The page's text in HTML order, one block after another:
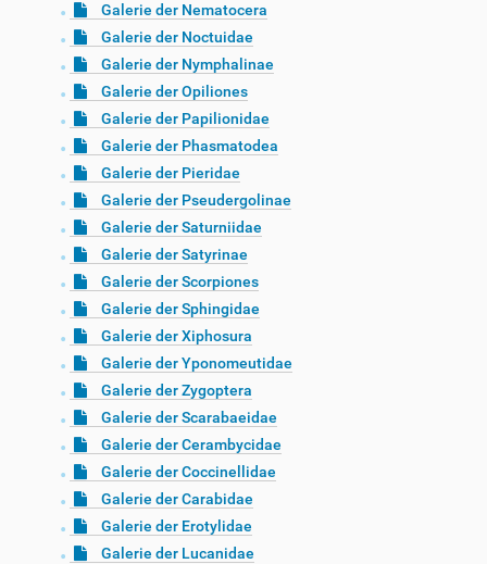
Galerie der Nematocera
Galerie der Noctuidae
Galerie der Nymphalinae
Galerie der Opiliones
Galerie der Papilionidae
Galerie der Phasmatodea
Galerie der Pieridae
Galerie der Pseudergolinae
Galerie der Saturniidae
Galerie der Satyrinae
Galerie der Scorpiones
Galerie der Sphingidae
Galerie der Xiphosura
Galerie der Yponomeutidae
Galerie der Zygoptera
Galerie der Scarabaeidae
Galerie der Cerambycidae
Galerie der Coccinellidae
Galerie der Carabidae
Galerie der Erotylidae
Galerie der Lucanidae